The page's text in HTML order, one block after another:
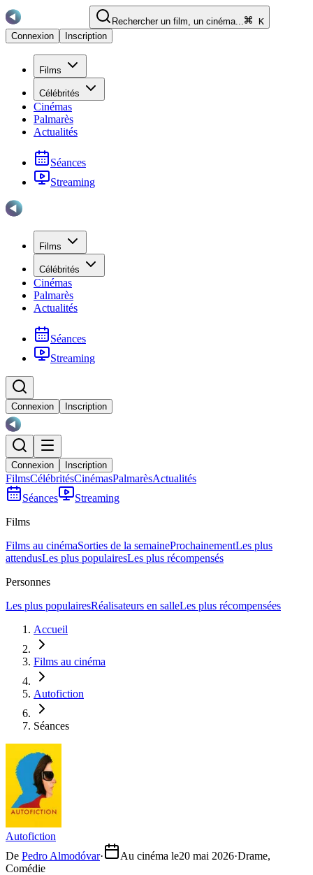
Rechercher un film, un cinéma...
K
Connexion
Inscription
Films
Célébrités
Cinémas
Palmarès
Actualités
Séances
Streaming
Films
Célébrités
Cinémas
Palmarès
Actualités
Séances
Streaming
Connexion Inscription
Connexion Inscription
FilmsCélébritésCinémasPalmarèsActualités
Séances
Streaming
Films
Films au cinémaSorties de la semaineProchainementLes plus
attendusLes plus populairesLes plus récompensés
Personnes
Les plus populairesRéalisateurs en salleLes plus récompensées
Accueil
Films au cinéma
Autofiction
Séances
Autofiction
De Pedro Almodóvar· Au cinéma le20 mai 2026·Drame,
Comédie